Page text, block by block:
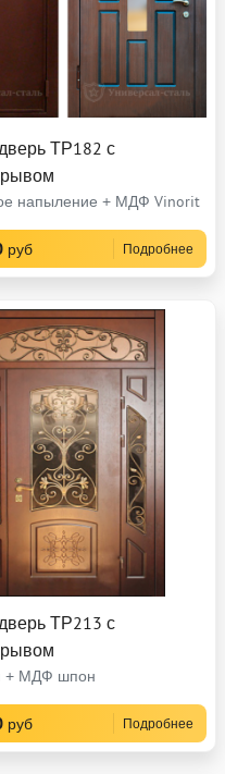
ТР182 с
напыление + МДФ Vinorit
руб Подробнее
ТР213 с
МДФ шпон
руб Подробнее